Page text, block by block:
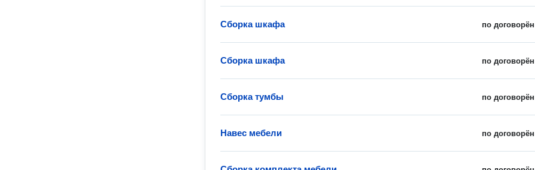
по
Сборка шкафа
по
Сборка шкафа
по
Сборка тумбы
по
Навес мебели